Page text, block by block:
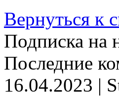
Вернуться к
Подписка на
Последние
16.04.2023 |